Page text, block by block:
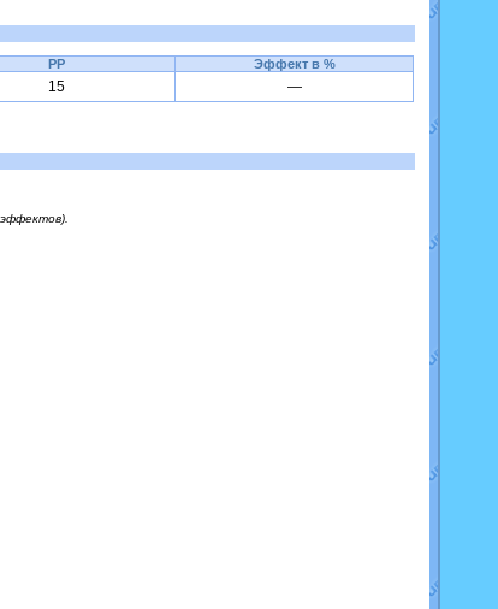
PP Эффект в %
15
—